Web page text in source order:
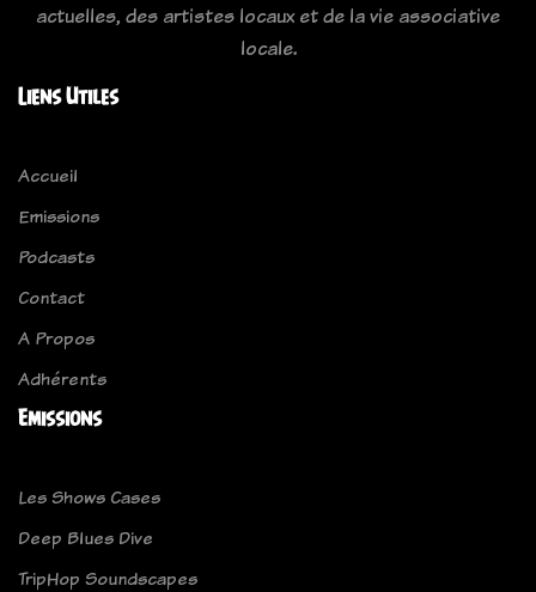
actuelles, des artistes locaux et de la vie associative
locale.
Liens Utiles
Accueil
Emissions
Podcasts
Contact
A Propos
Adhérents
Emissions
Les Shows Cases
Deep Blues Dive
TripHop Soundscapes